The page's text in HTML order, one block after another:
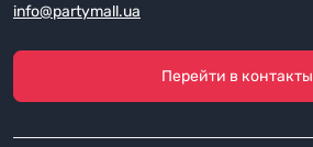
info@partymall.ua
Перейти в контакты